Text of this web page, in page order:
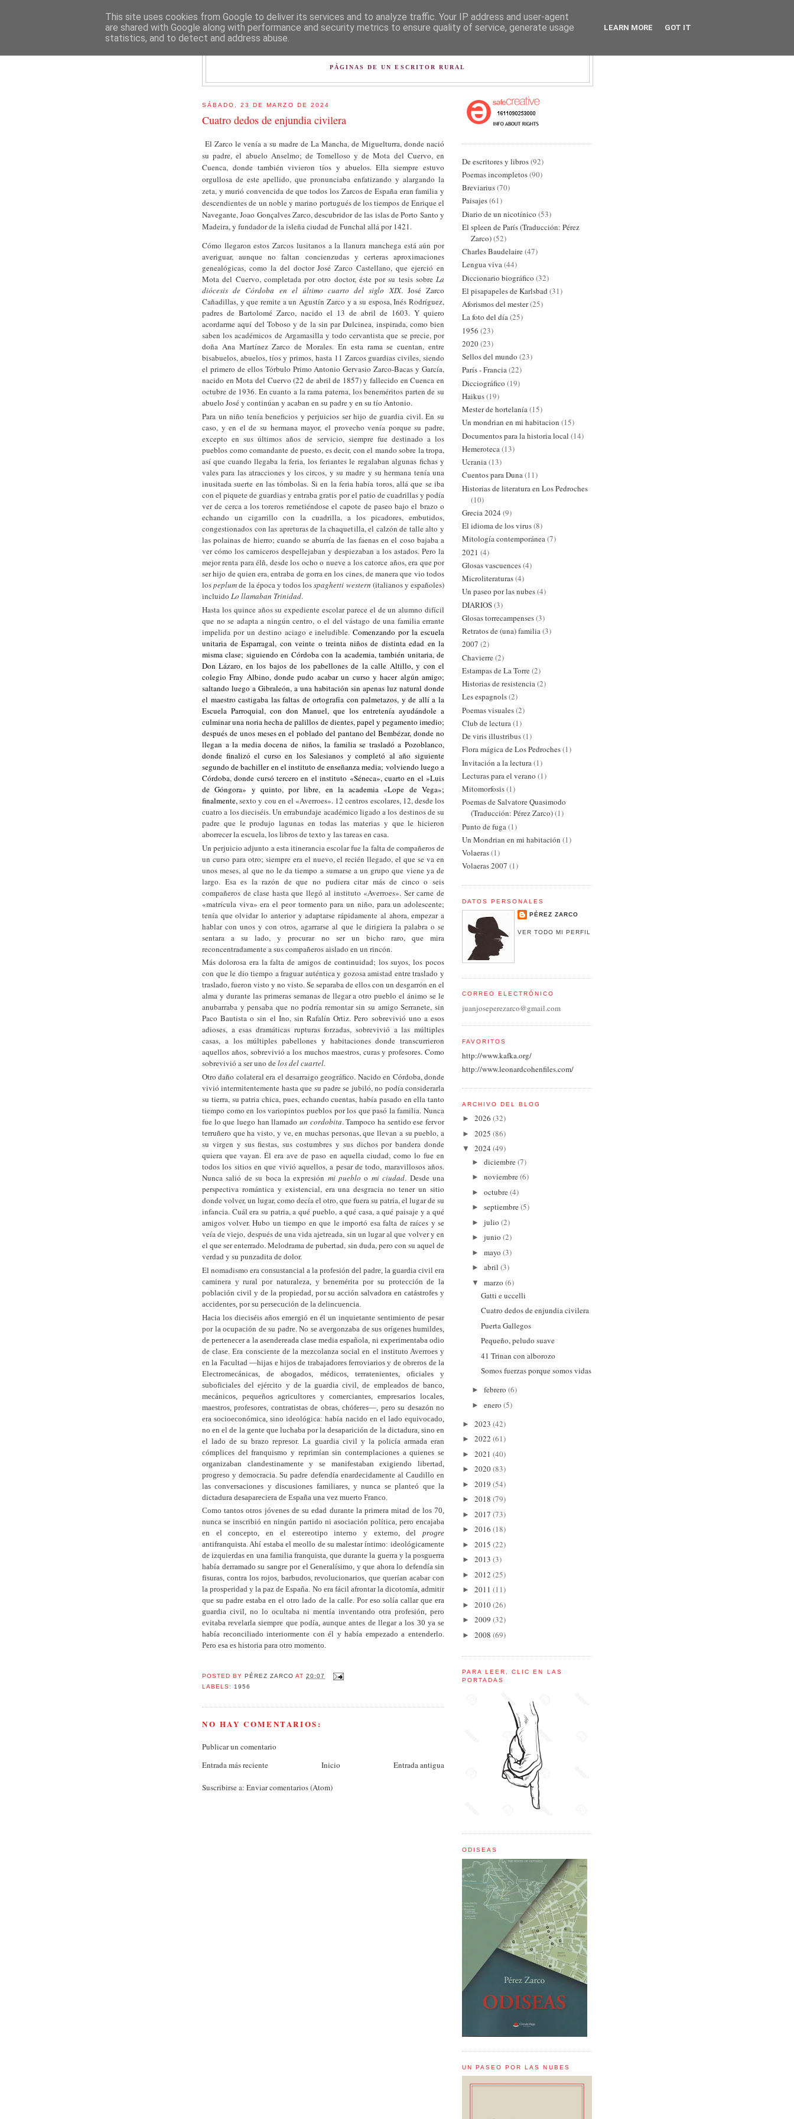
PÁGINAS DE UN ESCRITOR RURAL
SÁBADO, 23 DE MARZO DE 2024
Cuatro dedos de enjundia civilera
El Zarco le venía a su madre de La Mancha, de Miguelturra, donde nació
su padre, el abuelo Anselmo; de Tomelloso y de Mota del Cuervo, en
Cuenca, donde también vivieron tíos y abuelos. Ella siempre estuvo
orgullosa de este apellido, que pronunciaba enfatizando y alargando la
zeta, y murió convencida de que todos los Zarcos de España eran familia y
descendientes de un noble y marino portugués de los tiempos de Enrique el
Navegante, Joao Gonçalves Zarco, descubridor de las islas de Porto Santo y
Madeira, y fundador de la isleña ciudad de Funchal allá por 1421.
Cómo llegaron estos Zarcos lusitanos a la llanura manchega está aún por
averiguar, aunque no faltan concienzudas y certeras aproximaciones
genealógicas, como la del doctor José Zarco Castellano, que ejerció en
Mota del Cuervo, completada por otro doctor, éste por su tesis sobre La
diócesis de Córdoba en el último cuarto del siglo XIX. José Zarco
Cañadillas, y que remite a un Agustín Zarco y a su esposa, Inés Rodríguez,
padres de Bartolomé Zarco, nacido el 13 de abril de 1603. Y quiero
acordarme aquí del Toboso y de la sin par Dulcinea, inspirada, como bien
saben los académicos de Argamasilla y todo cervantista que se precie, por
doña Ana Martínez Zarco de Morales. En esta rama se cuentan, entre
bisabuelos, abuelos, tíos y primos, hasta 11 Zarcos guardias civiles, siendo
el primero de ellos Tórbulo Primo Antonio Gervasio Zarco-Bacas y García,
nacido en Mota del Cuervo (22 de abril de 1857) y fallecido en Cuenca en
octubre de 1936. En cuanto a la rama paterna, los beneméritos parten de su
abuelo José y continúan y acaban en su padre y en su tío Antonio.
Para un niño tenía beneficios y perjuicios ser hijo de guardia civil. En su
caso, y en el de su hermana mayor, el provecho venía porque su padre,
excepto en sus últimos años de servicio, siempre fue destinado a los
pueblos como comandante de puesto, es decir, con el mando sobre la tropa,
así que cuando llegaba la feria, los feriantes le regalaban algunas fichas y
vales para las atracciones y los circos, y su madre y su hermana tenía una
inusitada suerte en las tómbolas. Si en la feria había toros, allá que se iba
con el piquete de guardias y entraba gratis por el patio de cuadrillas y podía
ver de cerca a los toreros remetiéndose el capote de paseo bajo el brazo o
echando un cigarrillo con la cuadrilla, a los picadores, embutidos,
congestionados con las apreturas de la chaquetilla, el calzón de talle alto y
las polainas de hierro; cuando se aburría de las faenas en el coso bajaba a
ver cómo los carniceros despellejaban y despiezaban a los astados. Pero la
mejor renta para élñ, desde los ocho o nueve a los catorce años, era que por
ser hijo de quien era, entraba de gorra en los cines, de manera que vio todos
lospeplumde la época y todos losspaghetti western (italianos y españoles)
incluido Lo llamaban Trinidad.
Hasta los quince años su expediente escolar parece el de un alumno difícil
que no se adapta a ningún centro, o el del vástago de una familia errante
impelida por un destino aciago e ineludible.Comenzando por la escuela
unitaria de Esparragal, con veinte o treinta niños de distinta edad en la
misma clase; siguiendo en Córdoba con la academia, también unitaria, de
Don Lázaro, en los bajos de los pabellones de la calle Altillo, y con el
colegio Fray Albino, donde pudo acabar un curso y hacer algún amigo;
saltando luego a Gibraleón, a una habitación sin apenas luz natural donde
el maestro castigaba las faltas de ortografía con palmetazos, y de allí a la
Escuela Parroquial, con don Manuel, que los entretenía ayudándole a
culminar una noria hecha de palillos de dientes, papel y pegamento imedio;
después de unos meses en el poblado del pantano del Bembézar, donde no
llegan a la media docena de niños, la familia se trasladó a Pozoblanco,
donde finalizó el curso en los Salesianos y completó al año siguiente
segundo de bachiller en el instituto de enseñanza media; volviendo luego a
Córdoba, donde cursó tercero en el instituto «Séneca», cuarto en el »Luis
de Góngora» y quinto, por libre, en la academia «Lope de Vega»;
finalmente,sexto y cou en el «Averroes». 12 centros escolares, 12, desde los
cuatro a los dieciséis. Un errabundaje académico ligado a los destinos de su
padre que le produjo lagunas en todas las materias y que le hicieron
aborrecer la escuela, los libros de texto y las tareas en casa.
Un perjuicio adjunto a esta itinerancia escolar fue la falta de compañeros de
un curso para otro; siempre era el nuevo, el recién llegado, el que se va en
unos meses, al que no le da tiempo a sumarse a un grupo que viene ya de
largo. Esa es la razón de que no pudiera citar más de cinco o seis
compañeros de clase hasta que llegó al instituto «Averroes». Ser carne de
«matrícula viva» era el peor tormento para un niño, para un adolescente;
tenía que olvidar lo anterior y adaptarse rápidamente al ahora, empezar a
hablar con unos y con otros, agarrarse al que le dirigiera la palabra o se
sentara a su lado, y procurar no ser un bicho raro, que mira
reconcentradamente a sus compañeros aislado en un rincón.
Más dolorosa era la falta de amigos de continuidad; los suyos, los pocos
con que le dio tiempo a fraguar auténtica y gozosa amistad entre traslado y
traslado, fueron visto y no visto. Se separaba de ellos con un desgarrón en el
alma y durante las primeras semanas de llegar a otro pueblo el ánimo se le
anubarraba y pensaba que no podría remontar sin su amigo Serranete, sin
Paco Bautista o sin el Ino, sin Rafalín Ortiz. Pero sobrevivió uno a esos
adioses, a esas dramáticas rupturas forzadas, sobrevivió a las múltiples
casas, a los múltiples pabellones y habitaciones donde transcurrieron
aquellos años, sobrevivió a los muchos maestros, curas y profesores. Como
sobrevivió a ser uno delos del cuartel.
Otro daño colateral era el desarraigo geográfico. Nacido en Córdoba, donde
vivió intermitentemente hasta que su padre se jubiló, no podía considerarla
su tierra, su patria chica, pues, echando cuentas, había pasado en ella tanto
tiempo como en los variopintos pueblos por los que pasó la familia. Nunca
fue lo que luego han llamado un cordobita. Tampoco ha sentido ese fervor
terruñero que ha visto, y ve, en muchas personas, que llevan a su pueblo, a
su virgen y sus fiestas, sus costumbres y sus dichos por bandera donde
quiera que vayan. Él era ave de paso en aquella ciudad, como lo fue en
todos los sitios en que vivió aquellos, a pesar de todo, maravillosos años.
Nunca salió de su boca la expresión mi pueblo o mi ciudad. Desde una
perspectiva romántica y existencial, era una desgracia no tener un sitio
donde volver, un lugar, como decía el otro, que fuera su patria, el lugar de su
infancia. Cuál era su patria, a qué pueblo, a qué casa, a qué paisaje y a qué
amigos volver. Hubo un tiempo en que le importó esa falta de raíces y se
veía de viejo, después de una vida ajetreada, sin un lugar al que volver y en
el que ser enterrado. Melodrama de pubertad, sin duda, pero con su aquel de
verdad y su punzadita de dolor.
El nomadismo era consustancial a la profesión del padre, la guardia civil era
caminera y rural por naturaleza, y benemérita por su protección de la
población civil y de la propiedad, por su acción salvadora en catástrofes y
accidentes, por su persecución de la delincuencia.
Hacia los dieciséis años emergió en él un inquietante sentimiento de pesar
por la ocupación de su padre. No se avergonzaba de sus orígenes humildes,
de pertenecer a la asendereada clase media española, ni experimentaba odio
de clase. Era consciente de la mezcolanza social en el instituto Averroes y
en la Facultad —hijas e hijos de trabajadores ferroviarios y de obreros de la
Electromecánicas, de abogados, médicos, terratenientes, oficiales y
suboficiales del ejército y de la guardia civil, de empleados de banco,
mecánicos, pequeños agricultores y comerciantes, empresarios locales,
maestros, profesores, contratistas de obras, chóferes—, pero su desazón no
era socioeconómica, sino ideológica: había nacido en el lado equivocado,
no en el de la gente que luchaba por la desaparición de la dictadura, sino en
el lado de su brazo represor. La guardia civil y la policía armada eran
cómplices del franquismo y reprimían sin contemplaciones a quienes se
organizaban clandestinamente y se manifestaban exigiendo libertad,
progreso y democracia. Su padre defendía enardecidamente al Caudillo en
las conversaciones y discusiones familiares, y nunca se planteó que la
dictadura desapareciera de España una vez muerto Franco.
Como tantos otros jóvenes de su edad durante la primera mitad de los 70,
nunca se inscribió en ningún partido ni asociación política, pero encajaba
en el concepto, en el estereotipo interno y externo, del progre
antifranquista. Ahí estaba el meollo de su malestar íntimo: ideológicamente
de izquierdas en una familia franquista, que durante la guerra y la posguerra
había derramado su sangre por el Generalísimo, y que ahora lo defendía sin
fisuras, contra los rojos, barbudos, revolucionarios, que querían acabar con
la prosperidad y la paz de España. No era fácil afrontar la dicotomía, admitir
que su padre estaba en el otro lado de la calle. Por eso solía callar que era
guardia civil, no lo ocultaba ni mentía inventando otra profesión, pero
evitaba revelarla siempre que podía, aunque antes de llegar a los 30 ya se
había reconciliado interiormente con él y había empezado a entenderlo.
Pero esa es historia para otro momento.
POSTED BYPÉREZ ZARCO AT20:07
LABELS: 1956
NO HAY COMENTARIOS:
Publicar un comentario
Entrada más reciente
Entrada antigua
Inicio
Suscribirse a: Enviar comentarios (Atom)
De escritores y libros(92)
Poemas incompletos(90)
Breviarius(70)
Paisajes(61)
Diario de un nicotínico (53)
El spleen de París (Traducción: Pérez
Zarco)(52)
Charles Baudelaire(47)
Lengua viva(44)
Diccionario biográfico (32)
El pisapapeles de Karlsbad (31)
Aforismos del mester(25)
La foto del día(25)
1956 (23)
2020(23)
Sellos del mundo (23)
París - Francia(22)
Dicciográfico (19)
Haikus(19)
Mester de hortelanía(15)
Un mondrian en mi habitacion (15)
Documentos para la historia local (14)
Hemeroteca(13)
Ucrania(13)
Cuentos para Duna(11)
Historias de literatura en Los Pedroches
(10)
Grecia 2024 (9)
El idioma de los virus(8)
Mitología contemporánea(7)
2021 (4)
Glosas vascuences(4)
Microliteraturas(4)
Un paseo por las nubes(4)
DIARIOS(3)
Glosas torrecampenses(3)
Retratos de (una) familia(3)
2007 (2)
Chavierre(2)
Estampas de La Torre(2)
Historias de resistencia(2)
Les espagnols(2)
Poemas visuales(2)
Club de lectura(1)
De viris illustribus(1)
Flora mágica de Los Pedroches(1)
Invitación a la lectura (1)
Lecturas para el verano (1)
Mitomorfosis(1)
Poemas de Salvatore Quasimodo
(Traducción: Pérez Zarco)(1)
Punto de fuga (1)
Un Mondrian en mi habitación (1)
Volaeras(1)
Volaeras 2007 (1)
DATOS PERSONALES
PÉREZ ZARCO
VER TODO MI PERFIL
CORREO ELECTRÓNICO
juanjoseperezarco@gmail.com
FAVORITOS
http://www.kafka.org/
http://www.leonardcohenfiles.com/
ARCHIVO DEL BLOG
► 2026 (32)
► 2025 (86)
▼ 2024 (49)
► diciembre(7)
► noviembre(6)
► octubre(4)
► septiembre(5)
► julio (2)
► junio (2)
► mayo (3)
► abril (3)
▼ marzo (6)
Gatti e uccelli
Cuatro dedos de enjundia civilera
Puerta Gallegos
Pequeño, peludo suave
41 Trinan con alborozo
Somos fuerzas porque somos vidas
► febrero (6)
► enero (5)
► 2023 (42)
► 2022 (61)
► 2021 (40)
► 2020(83)
► 2019 (54)
► 2018 (79)
► 2017 (73)
► 2016 (18)
► 2015 (22)
► 2013 (3)
► 2012 (25)
► 2011 (11)
► 2010(26)
► 2009 (32)
► 2008 (69)
PARA LEER, CLIC EN LAS
PORTADAS
ODISEAS
UN PASEO POR LAS NUBES
This site uses cookies from Google to deliver its services and to analyze traffic. Your IP address and user-agent
are shared with Google along with performance and security metrics to ensure quality of service, generate usage
statistics, and to detect and address abuse.
LEARN MORE GOT IT